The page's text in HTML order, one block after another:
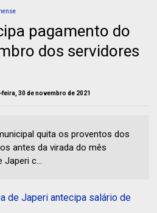
pagamento do
dos servidores
30 de novembro de 2021
quita os proventos dos
antes da virada do mês
Japeri c...
de Japeri antecipa salário de